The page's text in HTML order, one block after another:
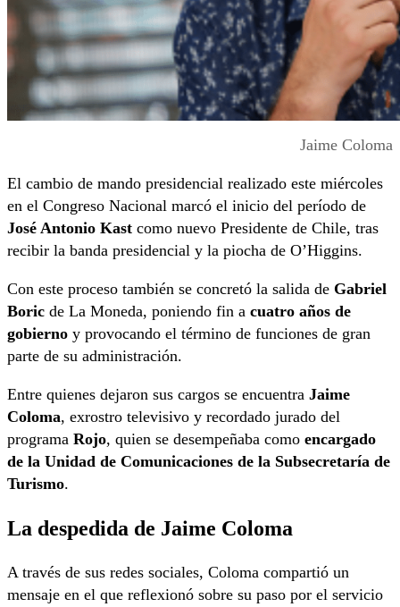
Jaime Coloma
El cambio de mando presidencial realizado este miércoles
en el Congreso Nacional marcó el inicio del período de
José Antonio Kast como nuevo Presidente de Chile, tras
recibir la banda presidencial y la piocha de O’Higgins.
Con este proceso también se concretó la salida de Gabriel
Boric de La Moneda, poniendo fin a cuatro años de
gobierno y provocando el término de funciones de gran
parte de su administración.
Entre quienes dejaron sus cargos se encuentra Jaime
Coloma, exrostro televisivo y recordado jurado del
programa Rojo, quien se desempeñaba como encargado
de la Unidad de Comunicaciones de la Subsecretaría de
Turismo.
La despedida de Jaime Coloma
A través de sus redes sociales, Coloma compartió un
mensaje en el que reflexionó sobre su paso por el servicio